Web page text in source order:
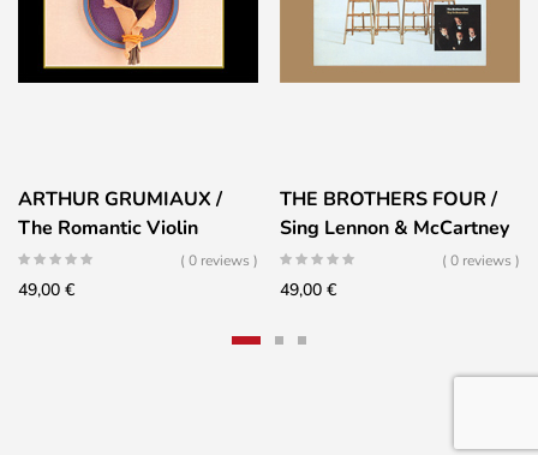
ARTHUR GRUMIAUX /
The Romantic Violin
( 0 reviews )
49,00 €
THE BROTHERS FOUR /
Sing Lennon & McCartney
( 0 reviews )
49,00 €